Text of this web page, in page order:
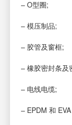
– O型圈;
– 模压制品;
– 胶管及窗框;
– 橡胶密封条及
– 电线电缆;
– EPDM 和 EVA